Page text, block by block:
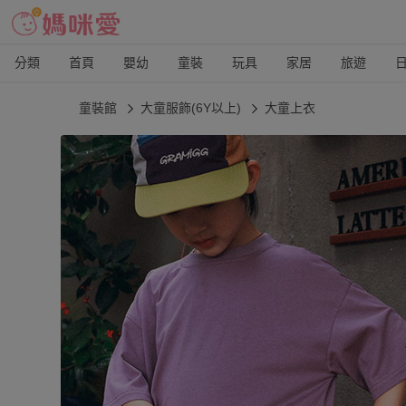
分類 首頁 嬰幼 童裝 玩具 家居 旅遊
童裝館 大童服飾(6Y以上) 大童上衣